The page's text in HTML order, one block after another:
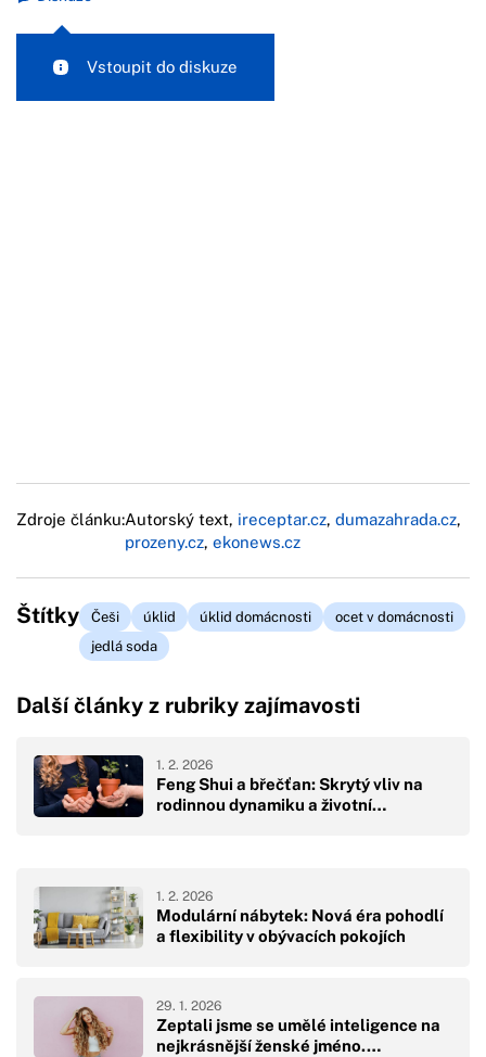
Vstoupit do diskuze
Zdroje článku:Autorský text, ireceptar.cz, dumazahrada.cz,
prozeny.cz, ekonews.cz
Štítky Češi úklid úklid domácnosti
ocet v domácnosti
jedlá soda
Další články z rubriky zajímavosti
Feng Shui a břečťan: Skrytý vliv na
rodinnou dynamiku a životní…
1. 2. 2026
Modulární nábytek: Nová éra pohodlí
a flexibility v obývacích pokojích
1. 2. 2026
Zeptali jsme se umělé inteligence na
nejkrásnější ženské jméno.…
29. 1. 2026